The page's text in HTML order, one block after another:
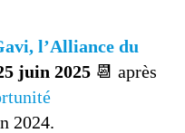
l’Alliance du
juin 2025 📆 après
2024.